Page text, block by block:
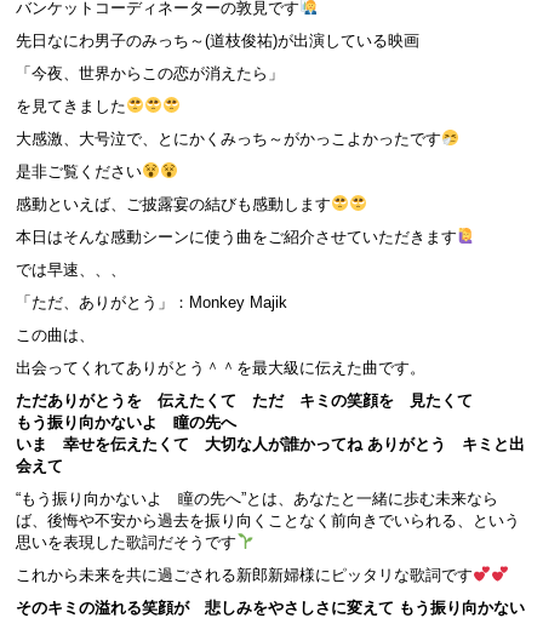
バンケットコーディネーターの敦見です
先日なにわ男子のみっち～(道枝俊祐)が出演している映画
「今夜、世界からこの恋が消えたら」
を見てきました
大感激、大号泣で、とにかくみっち～がかっこよかったです
是非ご覧ください
感動といえば、ご披露宴の結びも感動します
本日はそんな感動シーンに使う曲をご紹介させていただきます
では早速、、、
「ただ、ありがとう」：Monkey Majik
この曲は、
出会ってくれてありがとう＾＾を最大級に伝えた曲です。
ただありがとうを 伝えたくて ただ キミの笑顔を 見たくて
もう振り向かないよ 瞳の先へ
いま 幸せを伝えたくて 大切な人が誰かってね ありがとう キミと出
会えて
“もう振り向かないよ 瞳の先へ”とは、あなたと一緒に歩む未来なら
ば、後悔や不安から過去を振り向くことなく前向きでいられる、という
思いを表現した歌詞だそうです
これから未来を共に過ごされる新郎新婦様にピッタリな歌詞です
そのキミの溢れる笑顔が 悲しみをやさしさに変えて もう振り向かない